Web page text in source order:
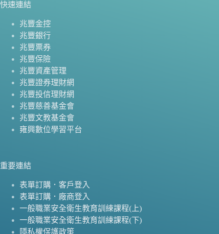
快速連結
兆豐金控
兆豐銀行
兆豐票券
兆豐保險
兆豐資產管理
兆豐證券理財網
兆豐投信理財網
兆豐慈善基金會
兆豐文教基金會
雍興數位學習平台
重要連結
表單訂購．客戶登入
表單訂購．廠商登入
一般職業安全衛生教育訓練課程(上)
一般職業安全衛生教育訓練課程(下)
隱私權保護政策